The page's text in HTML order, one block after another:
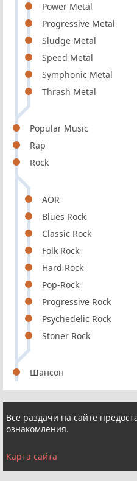
Power Metal
Progressive Metal
Sludge Metal
Speed Metal
Symphonic Metal
Thrash Metal
Popular Music
Rap
Rock
AOR
Blues Rock
Classic Rock
Folk Rock
Hard Rock
Pop-Rock
Progressive Rock
Psychedelic Rock
Stoner Rock
Шансон
Все раздачи на сайте
ознакомления.
Карта сайта